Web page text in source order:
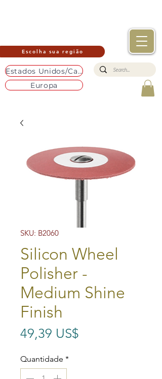
Escolha sua região
Estados Unidos/Canadá
Europa
SKU: B2060
Silicon Wheel
Polisher -
Medium Shine
Finish
49,39 US$
Quantidade *